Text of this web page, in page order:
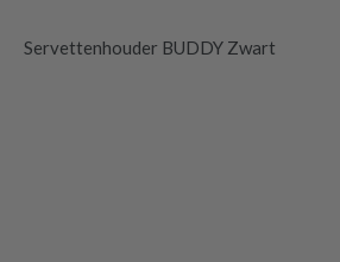
Servettenhouder BUDDY Zwart